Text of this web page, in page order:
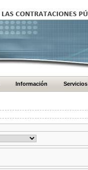
Información Servicios